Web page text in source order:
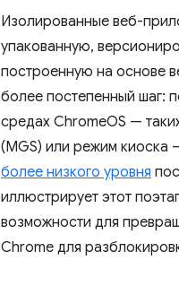
Изолированные веб-
упакованную,
построенную на основе
более постепенный шаг:
средах ChromeOS —
(MGS) или режим киоска
более низкого уровня
иллюстрирует этот
возможности для
Chrome для